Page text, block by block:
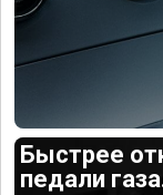
Быстрее
педали